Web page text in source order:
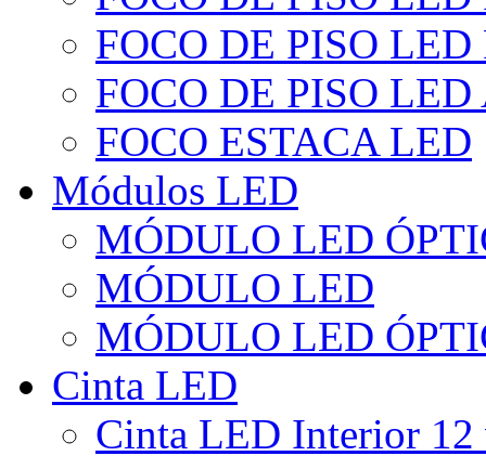
FOCO DE PISO
FOCO DE PISO
FOCO ESTACA LED
Módulos LED
MÓDULO LED
MÓDULO LED
MÓDULO LED
Cinta LED
Cinta LED Interior